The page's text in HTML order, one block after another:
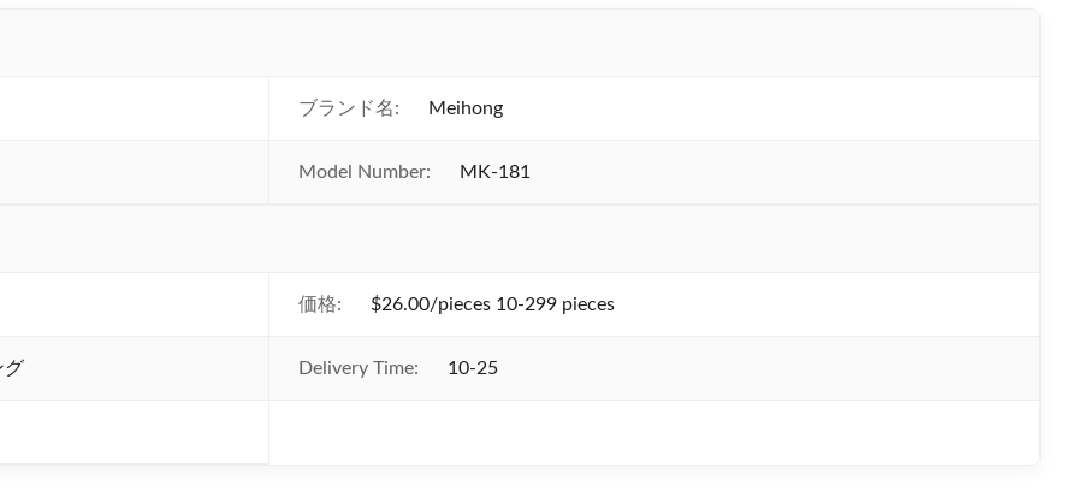
ブランド名: Meihong
Model Number: MK-181
価格: $26.00/pieces 10-299 pieces
グ Delivery Time: 10-25